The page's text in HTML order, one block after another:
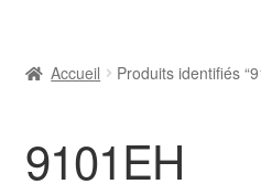
Livraison
Accueil Produits identifiés
9101EH